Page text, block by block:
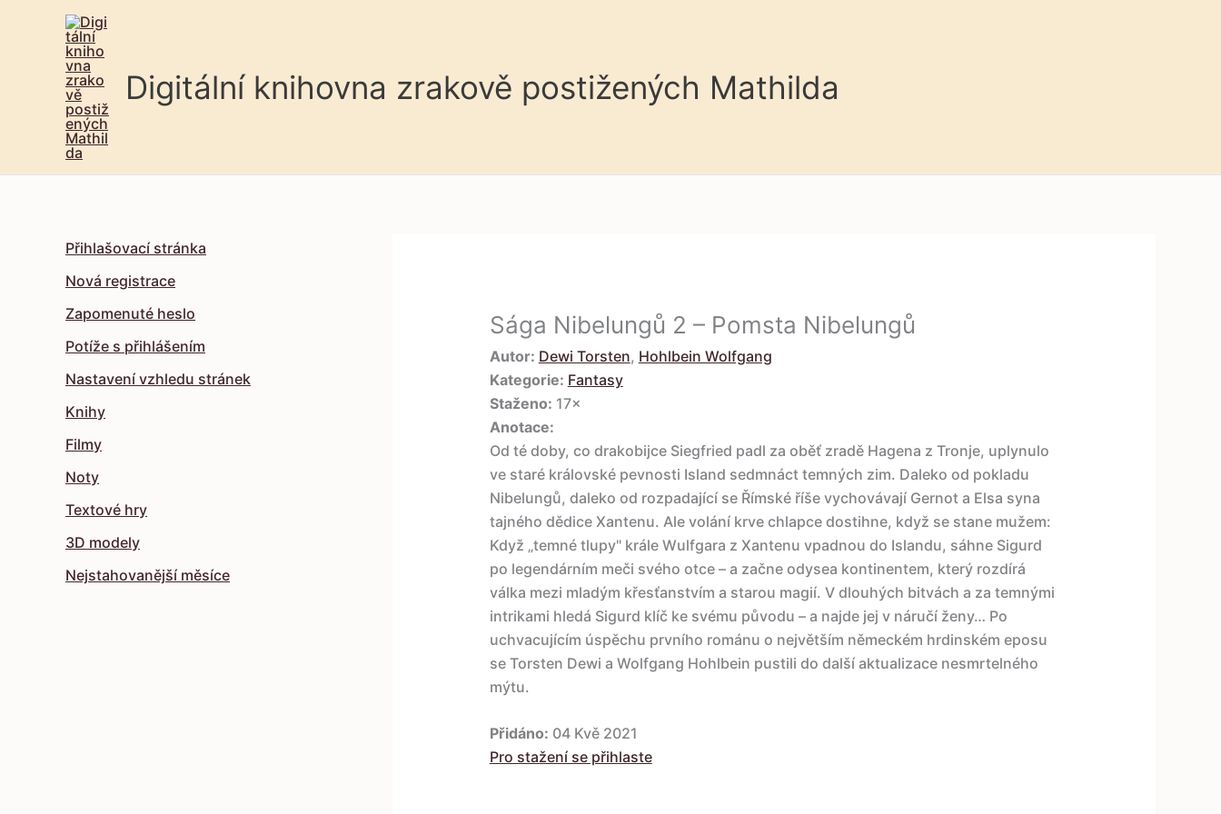
Digitální knihovna zrakově postižených Mathilda
Přihlašovací stránka
Nová registrace
Zapomenuté heslo
Potíže s přihlášením
Nastavení vzhledu stránek
Knihy
Filmy
Noty
Textové hry
3D modely
Nejstahovanější měsíce
Sága Nibelungů 2 – Pomsta Nibelungů
Autor: Dewi Torsten, Hohlbein Wolfgang
Kategorie: Fantasy
Staženo: 17×
Anotace:
Od té doby, co drakobijce Siegfried padl za oběť zradě Hagena z Tronje, uplynulo
ve staré královské pevnosti Island sedmnáct temných zim. Daleko od pokladu
Nibelungů, daleko od rozpadající se Římské říše vychovávají Gernot a Elsa syna
tajného dědice Xantenu. Ale volání krve chlapce dostihne, když se stane mužem:
Když „temné tlupy" krále Wulfgara z Xantenu vpadnou do Islandu, sáhne Sigurd
po legendárním meči svého otce – a začne odysea kontinentem, který rozdírá
válka mezi mladým křesťanstvím a starou magií. V dlouhých bitvách a za temnými
intrikami hledá Sigurd klíč ke svému původu – a najde jej v náručí ženy… Po
uchvacujícím úspěchu prvního románu o největším německém hrdinském eposu
se Torsten Dewi a Wolfgang Hohlbein pustili do další aktualizace nesmrtelného
mýtu.
Přidáno: 04 Kvě 2021
Pro stažení se přihlaste